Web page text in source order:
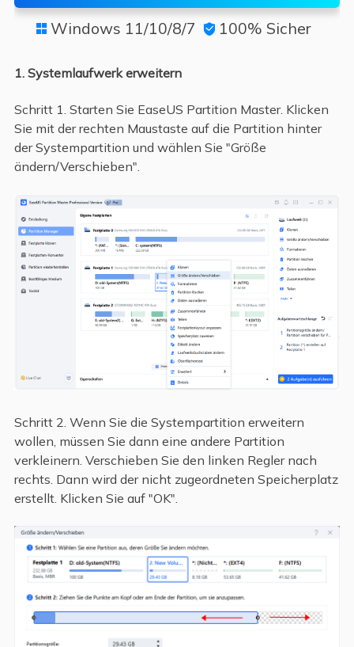
 Windows 11/10/8/7  100% Sicher
1. Systemlaufwerk erweitern
Schritt 1. Starten Sie EaseUS Partition Master. Klicken
Sie mit der rechten Maustaste auf die Partition hinter
der Systempartition und wählen Sie "Größe
ändern/Verschieben".
Schritt 2. Wenn Sie die Systempartition erweitern
wollen, müssen Sie dann eine andere Partition
verkleinern. Verschieben Sie den linken Regler nach
rechts. Dann wird der nicht zugeordneten Speicherplatz
erstellt. Klicken Sie auf "OK".